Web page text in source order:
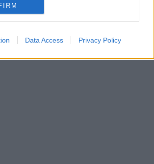
Data Access Privacy Policy